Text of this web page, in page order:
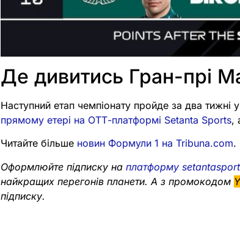
Де дивитись Гран-прі
Наступний етап чемпіонату пройде за два
прямому етері на ОТТ-платформі Setanta Sports,
Читайте більше новин Формули 1 на Tribuna.com.
Оформлюйте підписку наплатформу
найкращих перегонів планети. А з промокодом
підписку.